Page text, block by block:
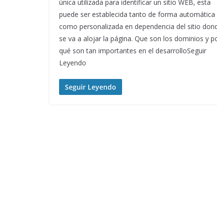
única utilizada para identificar un sitio WEB, esta
puede ser establecida tanto de forma automática
como personalizada en dependencia del sitio
se va a alojar la página. Que son los dominios y
qué son tan importantes en el desarrolloSeguir
Leyendo
Seguir Leyendo